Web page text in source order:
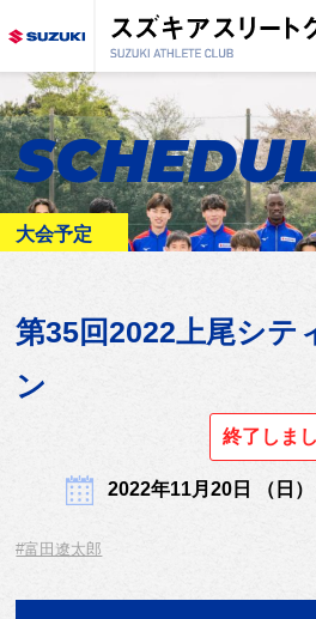
大会予定
第35回2022上尾シテ
ン
終了しま
2022年11月20日 （日
#富田遼太郎